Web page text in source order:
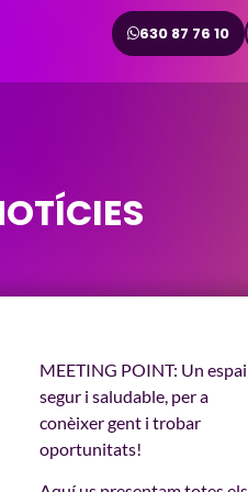
630 87 76 10
MEETING POINT: Un espai
segur i saludable, per a
conèixer gent i trobar
oportunitats!